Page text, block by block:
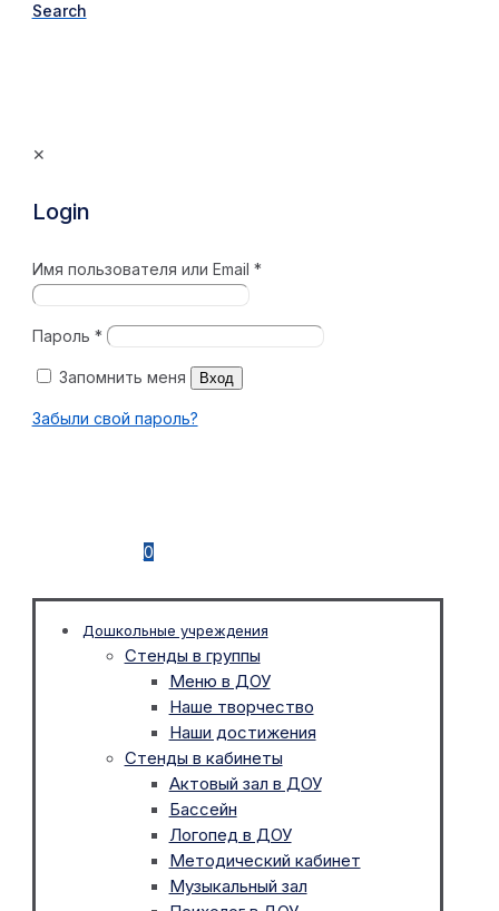
Search
✕
Login
Имя пользователя или Email *
Пароль *
Запомнить меня Вход
Забыли свой пароль?
0
Дошкольные учреждения
Стенды в группы
Меню в ДОУ
Наше творчество
Наши достижения
Стенды в кабинеты
Актовый зал в ДОУ
Бассейн
Логопед в ДОУ
Методический кабинет
Музыкальный зал